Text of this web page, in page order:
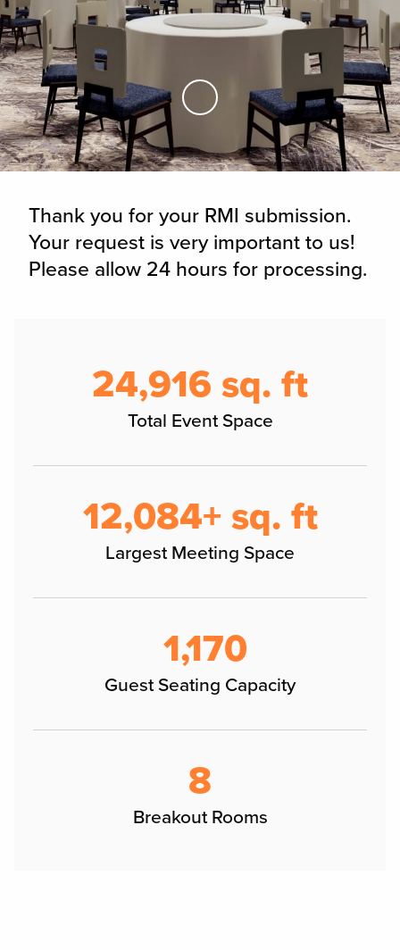
Skip to Main Content
Thank you for your RMI submission.
Your request is very important to us!
Please allow 24 hours for processing.
25,000 sq. ft
Total Event Space
12,125+ sq. ft
Largest Meeting Space
1,170
Guest Seating Capacity
8
Breakout Rooms